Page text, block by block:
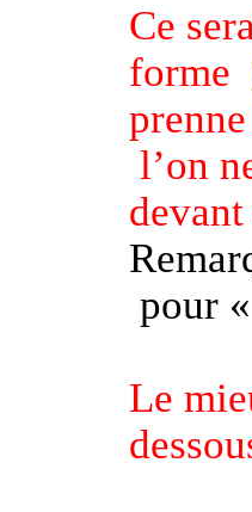
Ce
forme
l’on
pour
Le